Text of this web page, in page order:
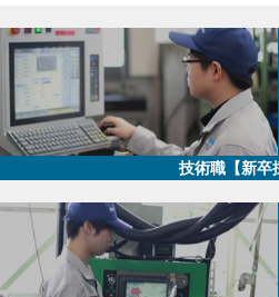
技術職【新卒